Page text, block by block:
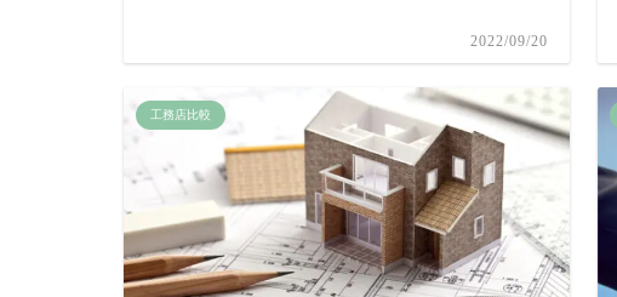
2022/09/20
工務店比較